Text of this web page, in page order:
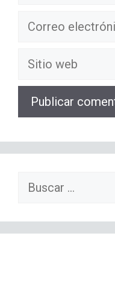
Correo
Sitio
Buscar: